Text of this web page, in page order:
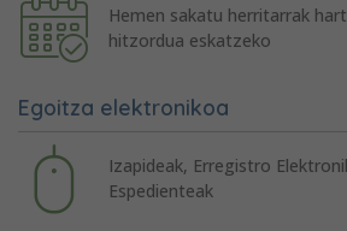
Hemen sakatu herritarrak
hitzordua eskatzeko
Egoitza elektronikoa
Izapideak, Erregistro
Espedienteak